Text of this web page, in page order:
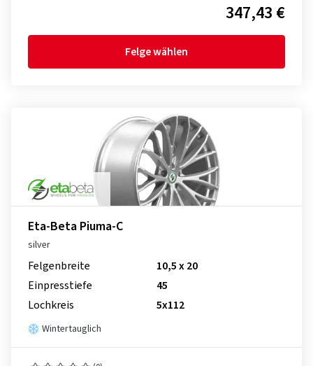
347,43 €
Felge wählen
Eta-Beta Piuma-C
silver
Felgenbreite
10,5 x 20
Einpresstiefe
45
Lochkreis
5x112
Wintertauglich